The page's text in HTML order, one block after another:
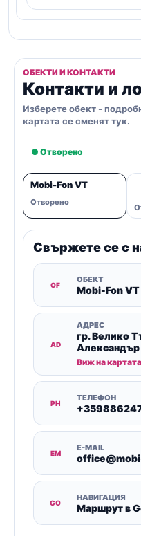
ОБЕКТИ И КОНТАКТИ
Контакти и
Изберете обект -
картата се сменят тук.
● Отворено
Mobi-Fon VT
Отворено
Свържете се с
OF
ОБЕКТ
Mobi-Fon VT
AD
АДРЕС
гр. Велико
Александър
Виж на
PH
ТЕЛЕФОН
EM
E-MAIL
GO
НАВИГАЦИЯ
Маршрут в